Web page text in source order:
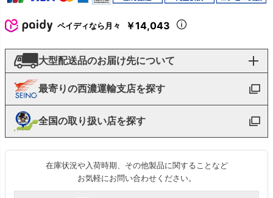
ペイディなら月々 ￥14,043
大型配送品のお届け先について
最寄りの西濃運輸支店を探す
全国の取り扱い店を探す
在庫状況や入荷時期、その他製品に関することなど
お気軽にお問い合わせください。